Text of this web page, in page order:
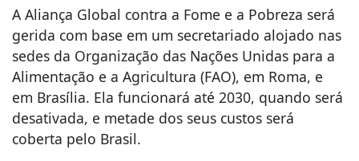
A Aliança Global contra a Fome e a Pobreza será
gerida com base em um secretariado alojado nas
sedes da Organização das Nações Unidas para a
Alimentação e a Agricultura (FAO), em Roma, e
em Brasília. Ela funcionará até 2030, quando será
desativada, e metade dos seus custos será
coberta pelo Brasil.